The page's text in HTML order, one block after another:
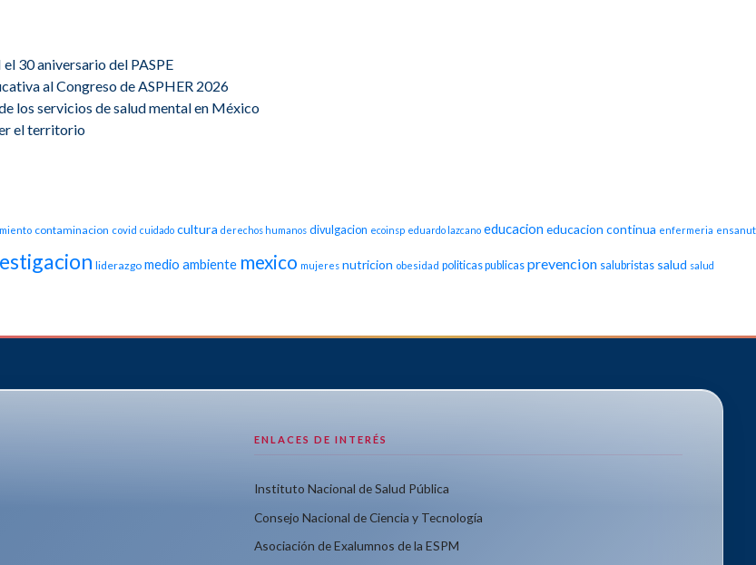
30 aniversario del PASPE
al Congreso de ASPHER 2026
los servicios de salud mental en México
el territorio
contaminacion covid cuidado cultura derechos humanos divulgacion ecoinsp eduardo lazcano educacion educacion continua enfermeria ensanut
liderazgo medio ambiente mexico mujeres nutricion obesidad politicas publicas prevencion salubristas salud salud
ENLACES DE INTERÉS
Instituto Nacional de Salud Pública
Consejo Nacional de Ciencia y Tecnología
Asociación de Exalumnos de la ESPM